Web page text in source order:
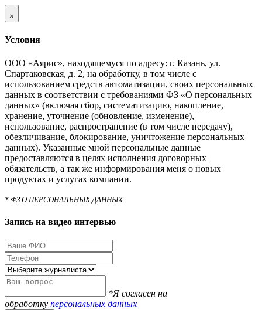
×
Условия
ООО «Аярис», находящемуся по адресу: г. Казань, ул.
Спартаковская, д. 2, на обработку, в том числе с
использованием средств автоматизации, своих персональных
данных в соответствии с требованиями ФЗ «О персональных
данных» (включая сбор, систематизацию, накопление,
хранение, уточнение (обновление, изменение),
использование, распространение (в том числе передачу),
обезличивание, блокирование, уничтожение персональных
данных). Указанные мной персональные данные
предоставляются в целях исполнения договорных
обязательств, а так же информирования меня о новых
продуктах и услугах компании.
* ФЗ О ПЕРСОНАЛЬНЫХ ДАННЫХ
Запись на видео интервью
*Я согласен на
обработку персональных данных